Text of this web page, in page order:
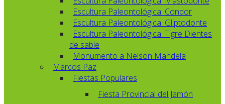
Escultura Paleontológica: Condor
Escultura Paleontológica: Gliptodonte
Escultura Paleontológica: Tigre Dientes
de sable
Monumento a Nelson Mandela
Marcos Paz
Fiestas Populares
Fiesta Provincial del Jamón